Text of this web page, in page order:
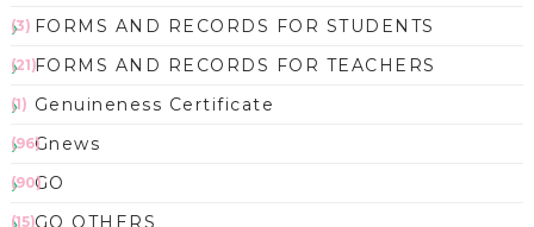
FORMS AND RECORDS FOR STUDENTS
(3)
FORMS AND RECORDS FOR TEACHERS
(21)
Genuineness Certificate
(1)
Gnews
(96)
GO
(90)
GO OTHERS
(15)